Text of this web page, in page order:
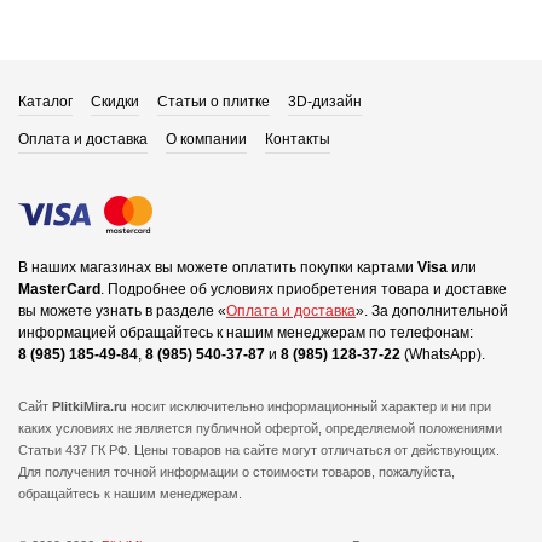
Каталог Скидки Статьи о плитке 3D-дизайн
Оплата и доставка О компании Контакты
В наших магазинах вы можете оплатить покупки картами Visa или
MasterCard . Подробнее об условиях приобретения товара и доставке
вы можете узнать в разделе «Оплата и доставка». За дополнительной
информацией обращайтесь к нашим менеджерам по телефонам:
8 (985) 185-49-84, 8 (985) 540-37-87 и 8 (985) 128-37-22 (WhatsApp).
Сайт PlitkiMira.ru носит исключительно информационный характер и ни при
каких условиях не является публичной офертой, определяемой положениями
Статьи 437 ГК РФ. Цены товаров на сайте могут отличаться от действующих.
Для получения точной информации о стоимости товаров, пожалуйста,
обращайтесь к нашим менеджерам.